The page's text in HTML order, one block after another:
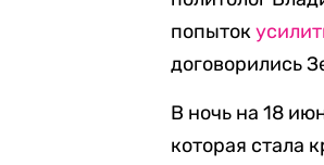
попыток
договорились
В ночь на 18
которая стала